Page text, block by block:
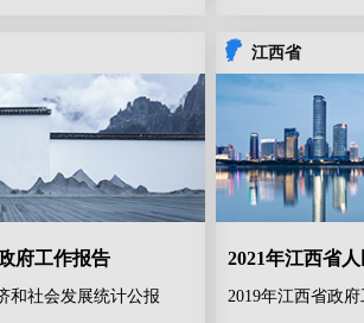
府工作报告
和社会发展统计公报
江西省
2021年江西省
2019年江西省政